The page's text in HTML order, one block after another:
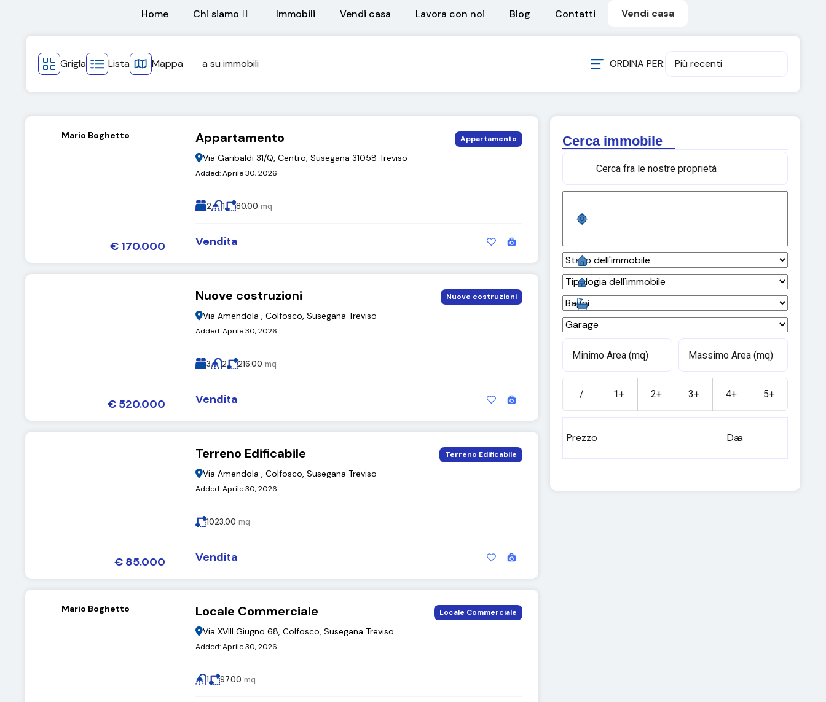
Home Chi siamo Immobili Vendi casa Lavora con noi Blog Contatti Vendi casa
Grigla Lista Mappa a su immobili ORDINA PER: Più recenti
Mario Boghetto
€ 170.000
Appartamento
Via Garibaldi 31/Q, Centro, Susegana 31058 Treviso
Added:Aprile 30, 2026
Appartamento
2 1 80.00 mq
Vendita
€ 520.000
Nuove costruzioni
Via Amendola , Colfosco, Susegana Treviso
Added:Aprile 30, 2026
Nuove costruzioni
3 2 216.00 mq
Vendita
€ 85.000
Terreno Edificabile
Via Amendola , Colfosco, Susegana Treviso
Added:Aprile 30, 2026
Terreno Edificabile
1023.00 mq
Vendita
Mario Boghetto Locale Commerciale
Via XVIII Giugno 68, Colfosco, Susegana Treviso
Added:Aprile 30, 2026
Locale Commerciale
1 97.00 mq
Cerca immobile
Prezzo Da
a
/ 1+ 2+ 3+ 4+ 5+